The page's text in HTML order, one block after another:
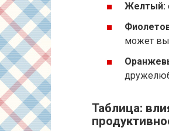
Желтый:
может
Таблица: